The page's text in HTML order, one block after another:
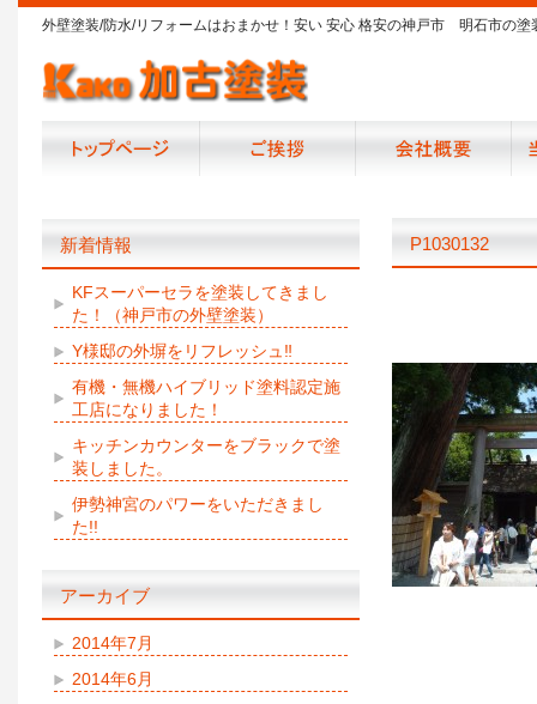
外壁塗装/防水/リフォームはおまかせ！安い 安心 格安の神戸市 明石市の塗
P1030132
新着情報
KFスーパーセラを塗装してきまし
た！（神戸市の外壁塗装）
Y様邸の外塀をリフレッシュ‼
有機・無機ハイブリッド塗料認定施
工店になりました！
キッチンカウンターをブラックで塗
装しました。
伊勢神宮のパワーをいただきまし
た!!
アーカイブ
2014年7月
2014年6月